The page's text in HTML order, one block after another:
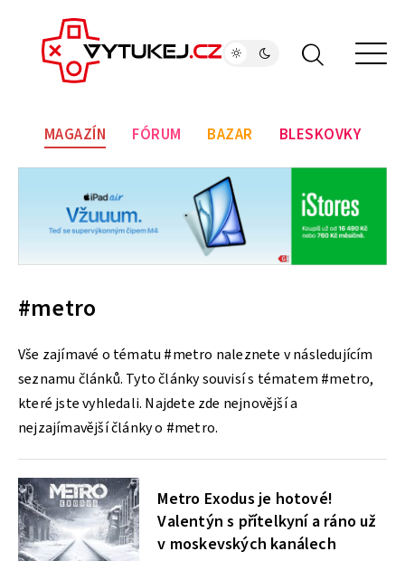
MAGAZÍN FÓRUM BAZAR BLESKOVKY
#metro
Vše zajímavé o tématu #metro naleznete v následujícím
seznamu článků. Tyto články souvisí s tématem #metro,
které jste vyhledali. Najdete zde nejnovější a
nejzajímavější články o #metro.
Metro Exodus je hotové!
Valentýn s přítelkyní a ráno už
v moskevských kanálech